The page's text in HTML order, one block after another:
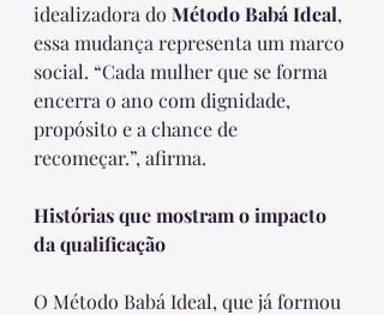
idealizadora do Método Babá Ideal,
essa mudança representa um marco
social. “Cada mulher que se forma
encerra o ano com dignidade,
propósito e a chance de
recomeçar.”, afirma.
Histórias que mostram o impacto
da qualificação
O Método Babá Ideal, que já formou